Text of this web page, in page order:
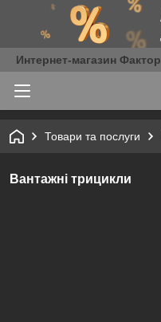
Интернет-магазин Фактор
Товари та послуги
Вантажні трицикли